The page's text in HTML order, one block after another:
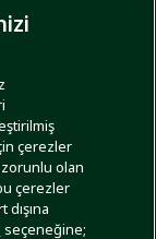
çerezler
zorunlu olan
çerezler
seçeneğine;